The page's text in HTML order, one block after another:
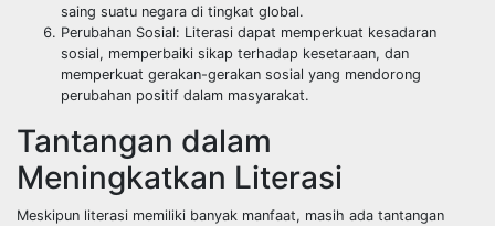
saing suatu negara di tingkat global.
Perubahan Sosial: Literasi dapat memperkuat kesadaran
sosial, memperbaiki sikap terhadap kesetaraan, dan
memperkuat gerakan-gerakan sosial yang mendorong
perubahan positif dalam masyarakat.
Tantangan dalam
Meningkatkan Literasi
Meskipun literasi memiliki banyak manfaat, masih ada tantangan